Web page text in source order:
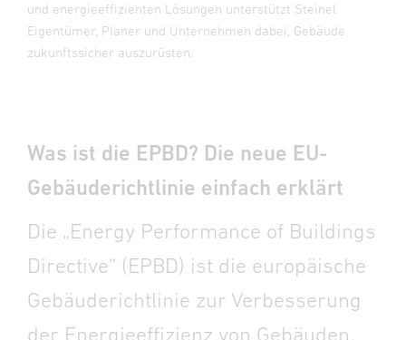
und energieeffizienten Lösungen unterstützt Steinel
Eigentümer, Planer und Unternehmen dabei, Gebäude
zukunftssicher auszurüsten.
Was ist die EPBD? Die neue EU-
Gebäuderichtlinie einfach erklärt
Die „Energy Performance of Buildings
Directive“ (EPBD) ist die europäische
Gebäuderichtlinie zur Verbesserung
der Energieeffizienz von Gebäuden.